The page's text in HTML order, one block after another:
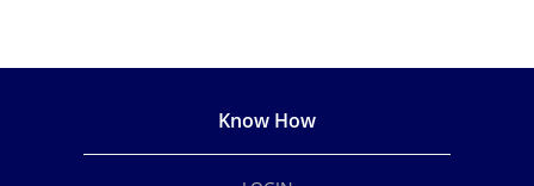
Know How